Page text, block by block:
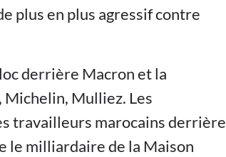
plus en plus agressif contre
derrière Macron et la
Michelin, Mulliez. Les
travailleurs marocains derrière
le milliardaire de la Maison